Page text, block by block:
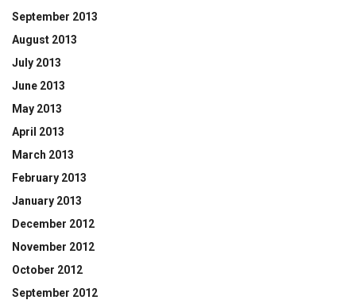
September 2013
August 2013
July 2013
June 2013
May 2013
April 2013
March 2013
February 2013
January 2013
December 2012
November 2012
October 2012
September 2012